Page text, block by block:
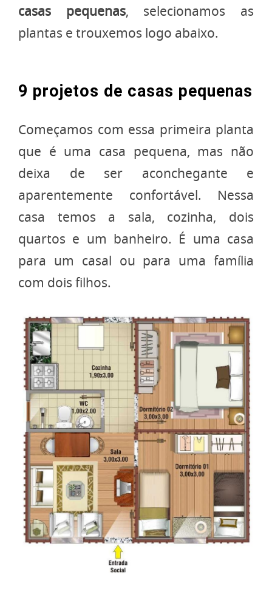
casas pequenas, selecionamos as
plantas e trouxemos logo abaixo.
9 projetos de casas pequenas
Começamos com essa primeira planta
que é uma casa pequena, mas não
deixa de ser aconchegante e
aparentemente confortável. Nessa
casa temos a sala, cozinha, dois
quartos e um banheiro. É uma casa
para um casal ou para uma família
com dois filhos.